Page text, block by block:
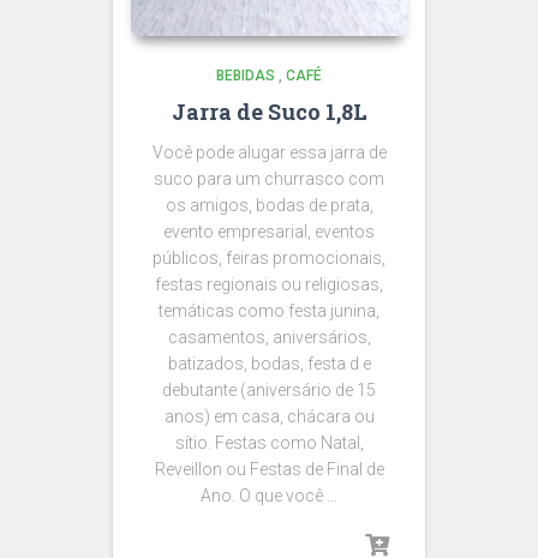
BEBIDAS , CAFÉ
Jarra de Suco 1,8L
Você pode alugar essa jarra de
suco para um churrasco com
os amigos, bodas de prata,
evento empresarial, eventos
públicos, feiras promocionais,
festas regionais ou religiosas,
temáticas como festa junina,
casamentos, aniversários,
batizados, bodas, festa d e
debutante (aniversário de 15
anos) em casa, chácara ou
sítio. Festas como Natal,
Reveillon ou Festas de Final de
Ano. O que você …